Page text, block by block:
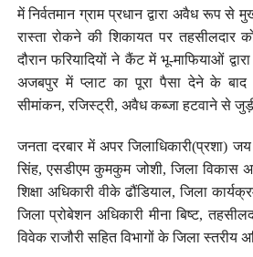
में निर्वतमान ग्राम प्रधान द्वारा अवैध रूप से
रास्ता रोकने की शिकायत पर तहसीलदार
दौरान फरियादियों ने कैंट में भू-माफियाओं
अजबपुर में प्लाट का पूरा पैसा देने के
सीमांकन, रजिस्ट्री, अवैध कब्जा हटवाने से
जनता दरबार में अपर जिलाधिकारी(प्रशा)
सिंह, एसडीएम कुमकुम जोशी, जिला विकास
शिक्षा अधिकारी वीके ढौंडियाल, जिला
जिला प्रोबेशन अधिकारी मीना बिष्ट,
विवेक राजौरी सहित विभागों के जिला स्तरीय